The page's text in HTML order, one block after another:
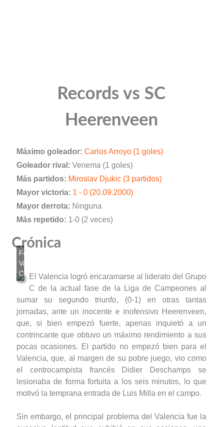
Records vs SC
Heerenveen
Máximo goleador: Carlos Arroyo (1 goles)
Goleador rival: Venema (1 goles)
Más partidos: Miroslav Djukic (3 partidos)
Mayor victoria: 1 - 0 (20.09.2000)
Mayor derrota: Ninguna
Más repetido: 1-0 (2 veces)
Crónica
El Valencia logró encaramarse al liderato del Grupo
C de la actual fase de la Liga de Campeones al
sumar su segundo triunfo, (0-1) en otras tantas
jornadas, ante un inocente e inofensivo Heerenveen,
que, si bien empezó fuerte, apenas inquietó a un
contrincante que obtuvo un máximo rendimiento a sus
pocas ocasiones. El partido no empezó bien para el
Valencia, que, al margen de su pobre juego, vio como
el centrocampista francés Didier Deschamps se
lesionaba de forma fortuita a los seis minutos, lo que
motivó la temprana entrada de Luis Milla en el campo.
Sin embargo, el principal problema del Valencia fue la